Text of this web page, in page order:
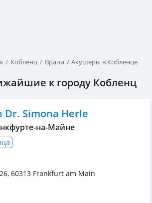
Кобленц Врачи Акушеры в Кобленце
к городу Кобленц
Simona Herle
на-Майне
, 60313 Frankfurt am Main